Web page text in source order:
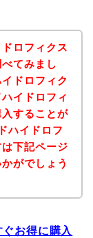
ロフィクス
てみまし
ドロフィク
イドロフィ
することが
ハイドロフ
下記ページ
がでしょう
お得に購入